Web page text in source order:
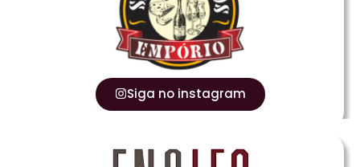
Siga no instagram